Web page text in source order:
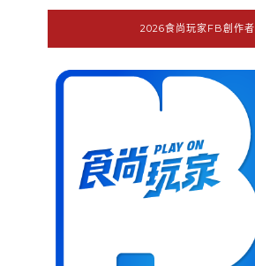
2026食尚玩家FB創作者